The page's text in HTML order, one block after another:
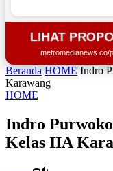
LIHAT
metromedianews.co/
Beranda HOME Indro
Karawang
HOME
Indro
Kelas IIA